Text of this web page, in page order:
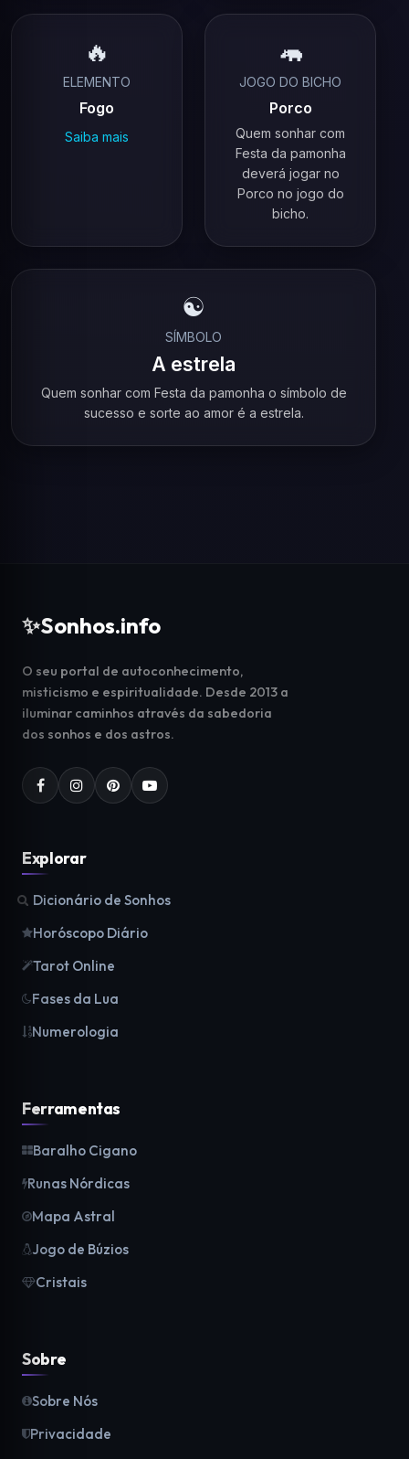
🔥
ELEMENTO
Fogo
Saiba mais
🦛
JOGO DO BICHO
Porco
Quem sonhar com
Festa da pamonha
deverá jogar no
Porco no jogo do
bicho.
☯️
SÍMBOLO
A estrela
Quem sonhar com Festa da pamonha o símbolo de
sucesso e sorte ao amor é a estrela.
✨Sonhos.info
O seu portal de autoconhecimento,
misticismo e espiritualidade. Desde 2013 a
iluminar caminhos através da sabedoria
dos sonhos e dos astros.
Explorar
Dicionário de Sonhos
Horóscopo Diário
Tarot Online
Fases da Lua
Numerologia
Ferramentas
Baralho Cigano
Runas Nórdicas
Mapa Astral
Jogo de Búzios
Cristais
Sobre
Sobre Nós
Privacidade